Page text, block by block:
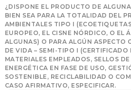
¿DISPONE EL PRODUCTO DE
BIEN SEA PARA LA TOTALIDAD DEL
AMBIENTALES TIPO I
EUROPEO, EL CISNE NÓRDICO, O EL
ALGUNAS) O PARA ALGÚN ASPECTO
DE VIDA – SEMI-TIPO I (CERTIFICADO
MATERIALES EMPLEADOS, SELLOS
ENERGÉTICA EN FASE DE USO,
SOSTENIBLE, RECICLABILIDAD O
CASO AFIRMATIVO, ESPECIFICAR.